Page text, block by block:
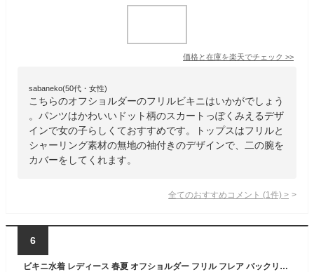
価格と在庫を楽天でチェック >>
sabaneko(50代・女性)
こちらのオフショルダーのフリルビキニはいかがでしょう
。パンツはかわいいドット柄のスカートっぽくみえるデザ
インで女の子らしくておすすめです。トップスはフリルと
シャーリング素材の無地の袖付きのデザインで、二の腕を
カバーをしてくれます。
全てのおすすめコメント (1 件) >
6
ビキニ水着 レディース 春夏 オフショルダー フリル フレア バックリボン ミニ丈スカート パンツ ポリエステル 3点 チェック柄 黒